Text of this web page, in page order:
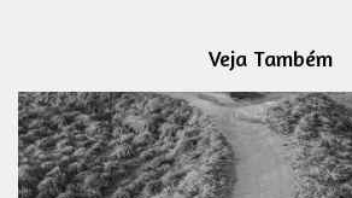
Veja Também